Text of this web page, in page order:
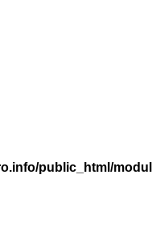
public_html/